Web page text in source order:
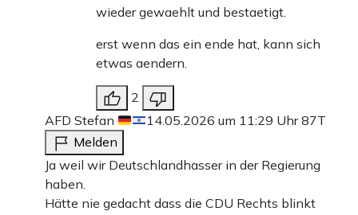
wieder gewaehlt und bestaetigt.
erst wenn das ein ende hat, kann sich
etwas aendern.
2
AFD Stefan
14.05.2026 um 11:29 Uhr87T
Melden
Ja weil wir Deutschlandhasser in der Regierung
haben.
Hätte nie gedacht dass die CDU Rechts blinkt